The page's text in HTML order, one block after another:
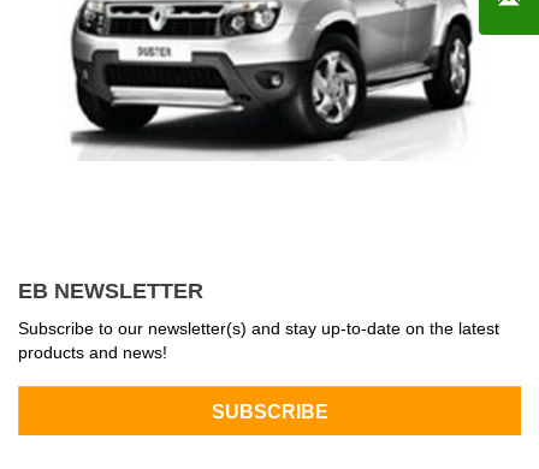
EB NEWSLETTER
Subscribe to our newsletter(s) and stay up-to-date on the latest
products and news!